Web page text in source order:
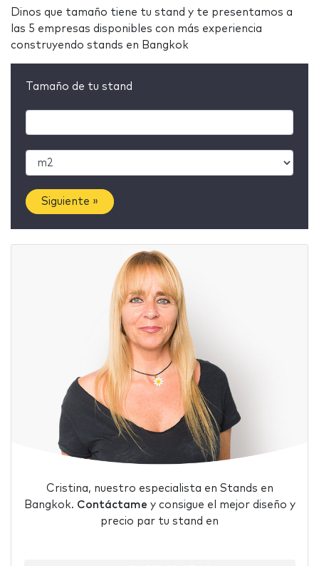
Dinos que tamaño tiene tu stand y te presentamos a
las 5 empresas disponibles con más experiencia
construyendo stands en Bangkok
Tamaño de tu stand
Siguiente »
Cristina, nuestro especialista en Stands en
Bangkok. Contáctame y consigue el mejor diseño y
precio par tu stand en